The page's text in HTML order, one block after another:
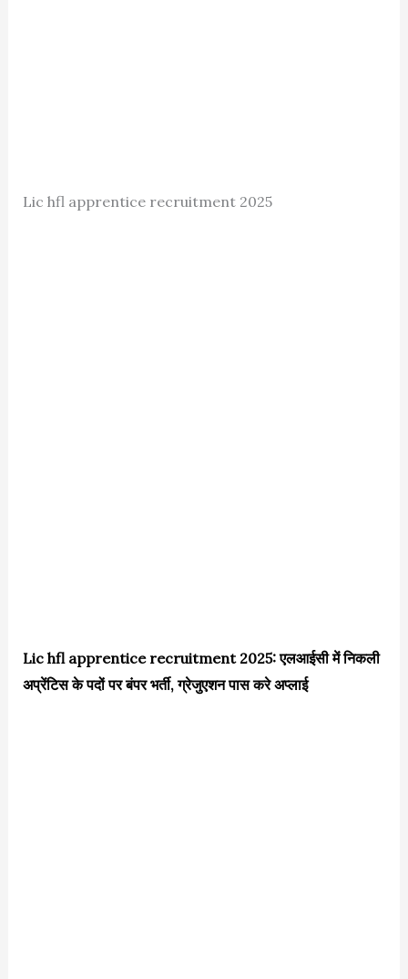
Lic hfl apprentice recruitment 2025
Lic hfl apprentice recruitment 2025: एलआईसी में निकली
अप्रेंटिस के पदों पर बंपर भर्ती, ग्रेजुएशन पास करे अप्लाई